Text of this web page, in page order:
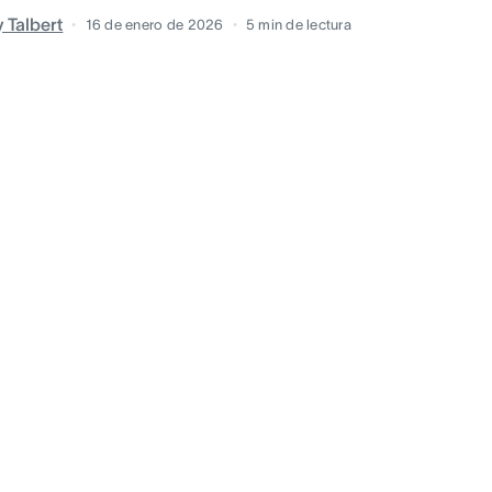
Talbert 16 de enero de 2026 5 min de lectura